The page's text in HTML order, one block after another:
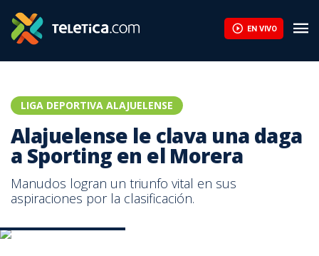
EN VIVO
LIGA DEPORTIVA ALAJUELENSE
Alajuelense le clava una daga
a Sporting en el Morera
Manudos logran un triunfo vital en sus
aspiraciones por la clasificación.